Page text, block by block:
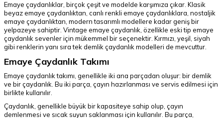
Emaye çaydanlıklar, birçok çeşit ve modelde karşımıza çıkar. Klasik
beyaz emaye çaydanlıktan, canlı renkli emaye çaydanlıklara, nostaljik
emaye çaydanlıktan, modern tasarımlı modellere kadar geniş bir
yelpazeye sahiptir. Vintage emaye çaydanlık, özellikle eski tip emaye
çaydanlık sevenler için mükemmel bir seçenektir. Kırmızı, yeşil, siyah
gibi renklerin yanı sıra tek demlik çaydanlık modelleri de mevcuttur.
Emaye Çaydanlık Takımı
Emaye çaydanlık takımı, genellikle iki ana parçadan oluşur: bir demlik
ve bir çaydanlık. Bu iki parça, çayın hazırlanması ve servis edilmesi için
birlikte kullanılır.
Çaydanlık, genellikle büyük bir kapasiteye sahip olup, çayın
demlenmesi ve sıcak suyun saklanması için kullanılır. Bu parça,